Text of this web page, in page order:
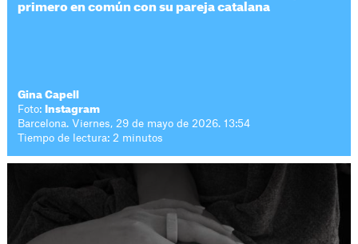
primero en común con su pareja catalana
Gina Capell
Foto:
Instagram
Barcelona. Viernes, 29 de mayo de 2026. 13:54
Tiempo de lectura: 2 minutos